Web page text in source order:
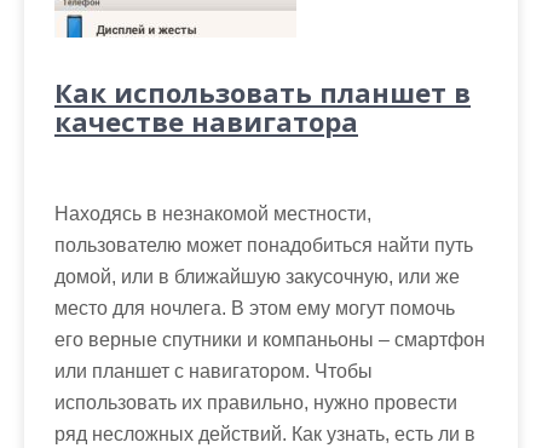
Как использовать планшет в
качестве навигатора
Находясь в незнакомой местности,
пользователю может понадобиться найти путь
домой, или в ближайшую закусочную, или же
место для ночлега. В этом ему могут помочь
его верные спутники и компаньоны – смартфон
или планшет с навигатором. Чтобы
использовать их правильно, нужно провести
ряд несложных действий. Как узнать, есть ли в